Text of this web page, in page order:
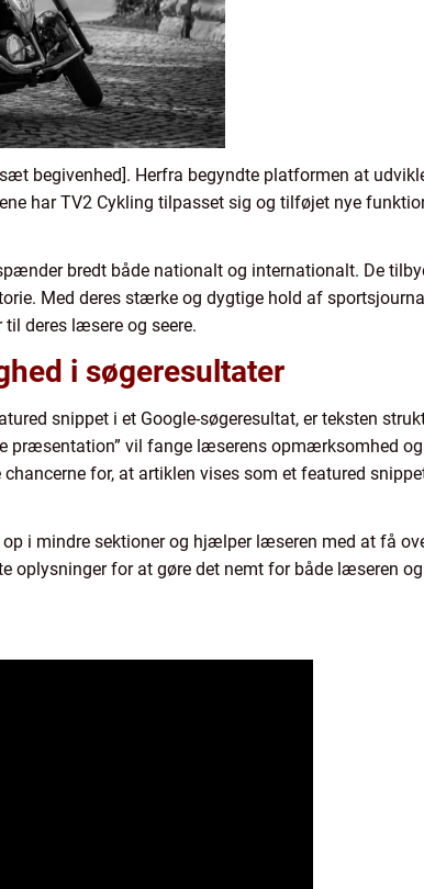
begivenhed]. Herfra begyndte platformen at
har TV2 Cykling tilpasset sig og tilføjet nye
bredt både nationalt og internationalt. De
Med deres stærke og dygtige hold af
deres læsere og seere.
i søgeresultater
snippet i et Google-søgeresultat, er teksten
præsentation” vil fange læserens opmærksomhed
for, at artiklen vises som et featured
i mindre sektioner og hjælper læseren med at få
for at gøre det nemt for både læseren